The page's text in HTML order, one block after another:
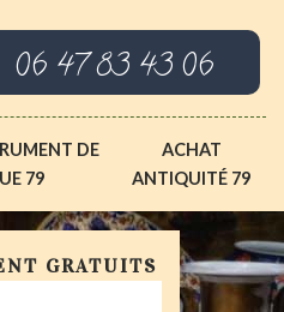
06 47 83 43 06
DE
79
ACHAT
ANTIQUITÉ 79
GRATUITS